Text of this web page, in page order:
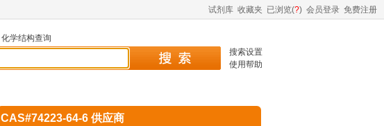
试剂库 收藏夹 已浏览(?) 会员登录 免费注册
化学结构查询
搜索设置
使用帮助
CAS#74223-64-6 供应商